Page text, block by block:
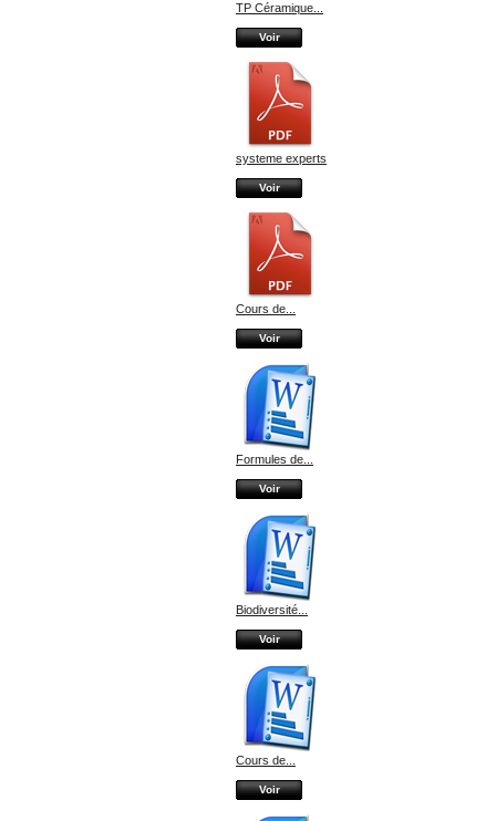
TP Céramique...
Voir
systeme experts
Voir
Cours de...
Voir
Formules de...
Voir
Biodiversité...
Voir
Cours de...
Voir